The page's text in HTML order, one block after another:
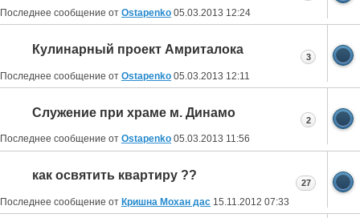
Последнее сообщение от Ostapenko 05.03.2013 12:24
Кулинарный проект Амриталока
Последнее сообщение от Ostapenko 05.03.2013 12:11
3
Служение при храме м. Динамо
Последнее сообщение от Ostapenko 05.03.2013 11:56
2
как освятить квартиру ??
Последнее сообщение от Кришна Мохан дас 15.11.2012 07:33
27